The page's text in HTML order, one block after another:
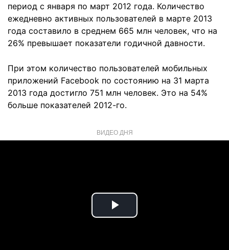
период с января по март 2012 года. Количество
ежедневно активных пользователей в марте 2013
года составило в среднем 665 млн человек, что на
26% превышает показатели годичной давности.
При этом количество пользователей мобильных
приложений Facebook по состоянию на 31 марта
2013 года достигло 751 млн человек. Это на 54%
больше показателей 2012-го.
ВИДЕО ДНЯ
Play